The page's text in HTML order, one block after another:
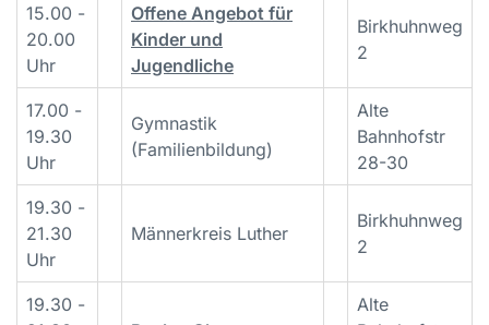
15.00 -
20.00
Uhr
Offene Angebot für
Kinder und
Jugendliche
Birkhuhnweg
2
17.00 -
19.30
Uhr
Gymnastik
(Familienbildung)
Alte
Bahnhofstr
28-30
19.30 -
21.30
Uhr
Männerkreis Luther
Birkhuhnweg
2
19.30 -
Alte